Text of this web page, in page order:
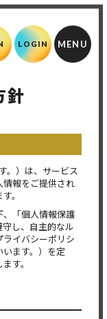
LOGIN
針
。）は、サービス
情報をご提供され
。
「個人情報保護
し、自主的なル
イバシーポリシ
ます。）を定
す。